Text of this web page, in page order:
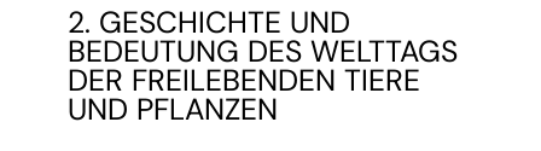
2. GESCHICHTE UND
BEDEUTUNG DES WELTTAGS
DER FREILEBENDEN TIERE
UND PFLANZEN